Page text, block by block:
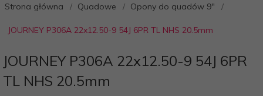
Strona główna Quadowe Opony do quadów 9"
JOURNEY P306A 22x12.50-9 54J 6PR TL NHS 20.5mm
JOURNEY P306A 22x12.50-9 54J 6PR
TL NHS 20.5mm